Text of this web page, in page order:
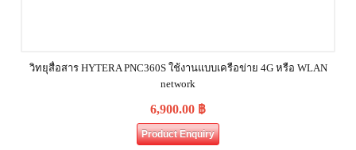
วิทยุสื่อสาร HYTERA PNC360S ใช้งานแบบเครือข่าย 4G หรือ WLAN
network
6,900.00 ฿
Product Enquiry